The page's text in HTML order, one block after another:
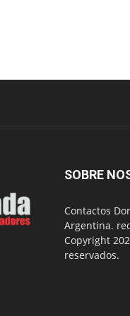
SOBRE
Contactos
Argentina.
Copyright
reservados.